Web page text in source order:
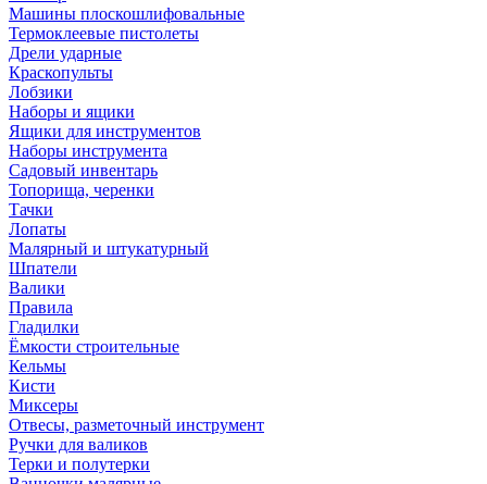
Машины плоскошлифовальные
Термоклеевые пистолеты
Дрели ударные
Краскопульты
Лобзики
Наборы и ящики
Ящики для инструментов
Наборы инструмента
Садовый инвентарь
Топорища, черенки
Тачки
Лопаты
Малярный и штукатурный
Шпатели
Валики
Правила
Гладилки
Ёмкости строительные
Кельмы
Кисти
Миксеры
Отвесы, разметочный инструмент
Ручки для валиков
Терки и полутерки